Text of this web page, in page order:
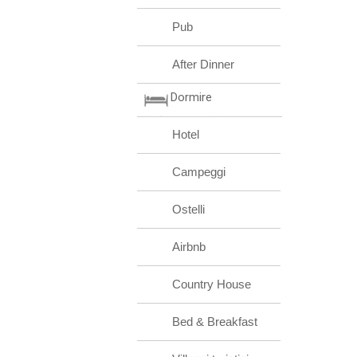
Pub
After Dinner
Dormire
Hotel
Campeggi
Ostelli
Airbnb
Country House
Bed & Breakfast